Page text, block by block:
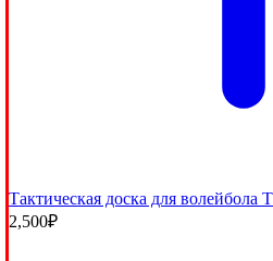
Тактическая доска для волейбола
2,500₽